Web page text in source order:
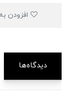
دیدگاه‌ها